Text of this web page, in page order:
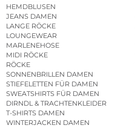
HEMDBLUSEN
JEANS DAMEN
LANGE RÖCKE
LOUNGEWEAR
MARLENEHOSE
MIDI RÖCKE
RÖCKE
SONNENBRILLEN DAMEN
STIEFELETTEN FÜR DAMEN
SWEATSHIRTS FÜR DAMEN
DIRNDL & TRACHTENKLEIDER
T-SHIRTS DAMEN
WINTERJACKEN DAMEN